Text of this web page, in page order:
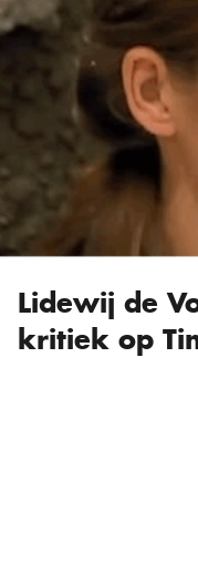
Lidewij de
kritiek op